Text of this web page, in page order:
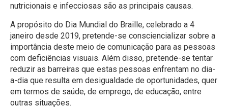
nutricionais e infecciosas são as principais causas.
A propósito do Dia Mundial do Braille, celebrado a 4
janeiro desde 2019, pretende-se consciencializar sobre a
importância deste meio de comunicação para as pessoas
com deficiências visuais. Além disso, pretende-se tentar
reduzir as barreiras que estas pessoas enfrentam no dia-
a-dia que resulta em desigualdade de oportunidades, quer
em termos de saúde, de emprego, de educação, entre
outras situações.